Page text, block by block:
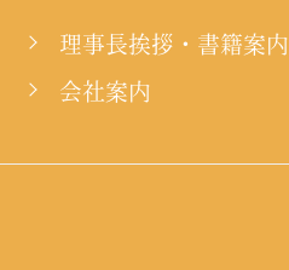
理事長挨拶・書籍案内
会社案内